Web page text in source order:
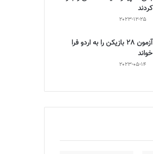
کردند
2023-12-25
آزمون 28 بازیکن را به اردو فرا
خواند
2023-05-14